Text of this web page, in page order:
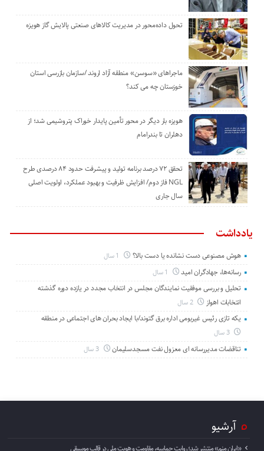
تحول داده‌محور در مدیریت کالاهای صنعتی پالایش گاز هویزه
ماجراهای «سوسن» منطقه آزاد اروند /سازمان بازرسی استان
خوزستان چه می کند؟
هویزه بار دیگر در محور تأمین پایدار خوراک پتروشیمی شد؛ از
دهلران تا بندرامام
تحقق ۷۲ درصد برنامه تولید و پیشرفت حدود ۸۴ درصدی طرح
NGL فاز دوم/ افزایش ظرفیت و بهبود عملکرد، اولویت اصلی
سال جاری
یادداشت
هوش مصنوعی دست نشانده یا دست بالا؟
رسانه‌ها، جهادگران امید
تحلیل و بررسی موفقیت نمایندگان مجلس در انتخاب مجدد در یازده دوره گذشته
انتخابات اهواز
2 سال
یکه تازی رئیس غیربومی اداره برق گتوند/با ایجاد بحران های اجتماعی در منطقه
3 سال
تناقضات مدیررسانه ای معزول نفت مسجدسلیمان 3 سال
آرشیو
«ایران منم» منتشر شد؛ روایت حماسه، مقاومت و هویت ملی در قالب موسیقی